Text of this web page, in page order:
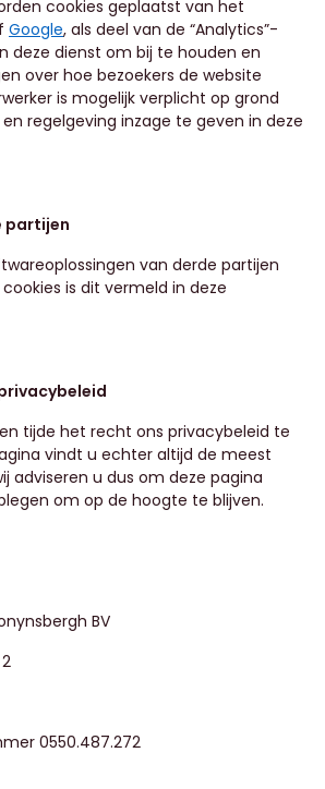
cookies geplaatst van het
Google, als deel van de “Analytics”-
deze dienst om bij te houden en
over hoe bezoekers de website
is mogelijk verplicht op grond
regelgeving inzage te geven in deze
partijen
van derde partijen
is dit vermeld in deze
tijde het recht ons privacybeleid te
vindt u echter altijd de meest
adviseren u dus om deze pagina
om op de hoogte te blijven.
BV
0550.487.272